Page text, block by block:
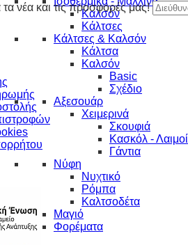
Καλσόν
Κάλτσες
Κάλτσες & Καλσόν
Κάλτσα
Καλσόν
Basic
Σχέδιο
Αξεσουάρ
Χειμερινά
Σκουφιά
Κασκόλ - Λαιμοί
Γάντια
Νύφη
Νυχτικό
Ρόμπα
Καλτσοδέτα
Μαγιό
Φορέματα
τα νέα και τις προσφορές μας!